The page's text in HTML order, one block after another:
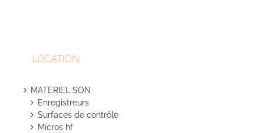
LOCATION
MATERIEL SON
Enregistreurs
Surfaces de contrôle
Micros hf